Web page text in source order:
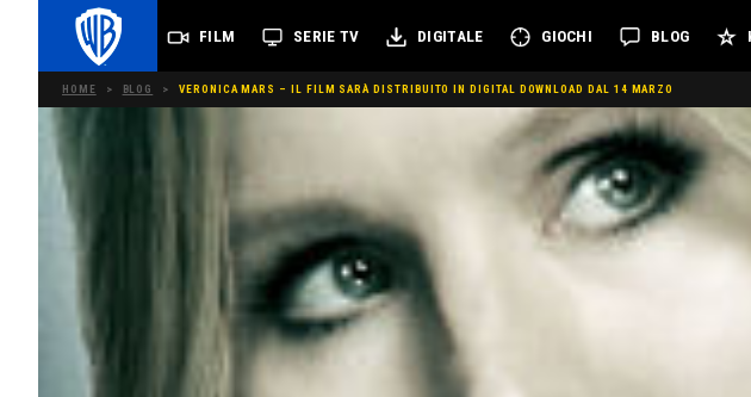
FILM SERIE TV DIGITALE GIOCHI BLOG
HOME > BLOG > VERONICA MARS – IL FILM SARÀ DISTRIBUITO IN DIGITAL DOWNLOAD DAL 14 MARZO